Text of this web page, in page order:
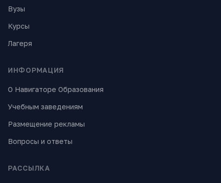
Вузы
Курсы
Лагеря
ИНФОРМАЦИЯ
О Навигаторе Образования
Учебным заведениям
Размещение рекламы
Вопросы и ответы
РАССЫЛКА